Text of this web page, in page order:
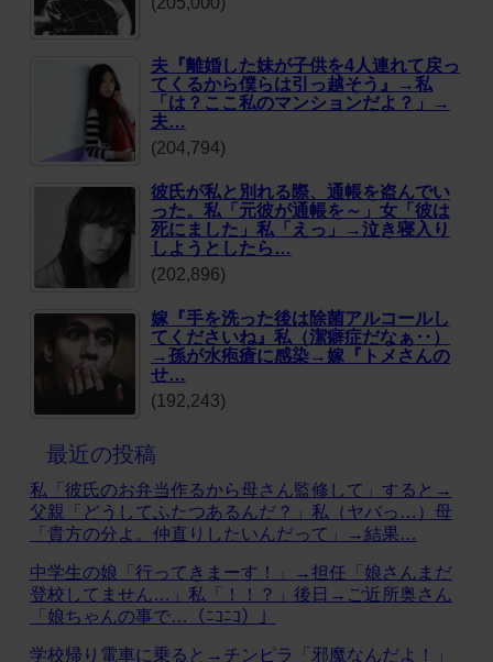
夫『離婚した妹が子供を4人連れて戻っ
てくるから僕らは引っ越そう』→私
「は？ここ私のマンションだよ？」→
夫…
(204,794)
彼氏が私と別れる際、通帳を盗んでい
った。私「元彼が通帳を～」女「彼は
死にました」私「えっ」→泣き寝入り
しようとしたら…
(202,896)
嫁『手を洗った後は除菌アルコールし
てくださいね』私（潔癖症だなぁ‥）
→孫が水疱瘡に感染→嫁『トメさんの
せ…
(192,243)
最近の投稿
私「彼氏のお弁当作るから母さん監修して」すると→
父親「どうしてふたつあるんだ？」私（ヤバっ…）母
「貴方の分よ。仲直りしたいんだって」→結果…
中学生の娘「行ってきまーす！」→担任「娘さんまだ
登校してません…」私「！！？」後日→ご近所奥さん
「娘ちゃんの事で…（ﾆｺﾆｺ）」
学校帰り電車に乗ると→チンピラ「邪魔なんだよ！」